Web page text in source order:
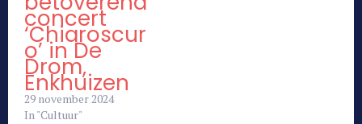
concert
‘Chiaroscur
o’ in De
Drom,
Enkhuizen
29 november 2024
In "Cultuur"